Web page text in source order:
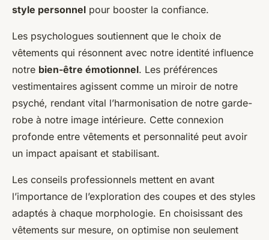
style personnel pour booster la confiance.
Les psychologues soutiennent que le choix de
vêtements qui résonnent avec notre identité influence
notre bien-être émotionnel. Les préférences
vestimentaires agissent comme un miroir de notre
psyché, rendant vital l’harmonisation de notre garde-
robe à notre image intérieure. Cette connexion
profonde entre vêtements et personnalité peut avoir
un impact apaisant et stabilisant.
Les conseils professionnels mettent en avant
l’importance de l’exploration des coupes et des styles
adaptés à chaque morphologie. En choisissant des
vêtements sur mesure, on optimise non seulement